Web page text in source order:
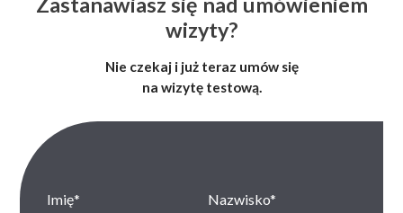
wizyty?
Nie czekaj i już teraz umów się
na wizytę testową.